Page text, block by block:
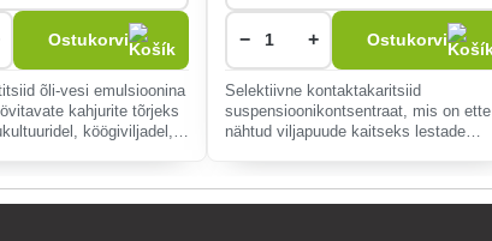
Ostukorvi
õli-vesi emulsioonina
kahjurite tõrjeks
köögiviljadel,
− + Ostukorvi
Selektiivne kontaktakaritsiid
suspensioonikontsentraat, mis on ette
nähtud viljapuude kaitseks lestade
vastu.